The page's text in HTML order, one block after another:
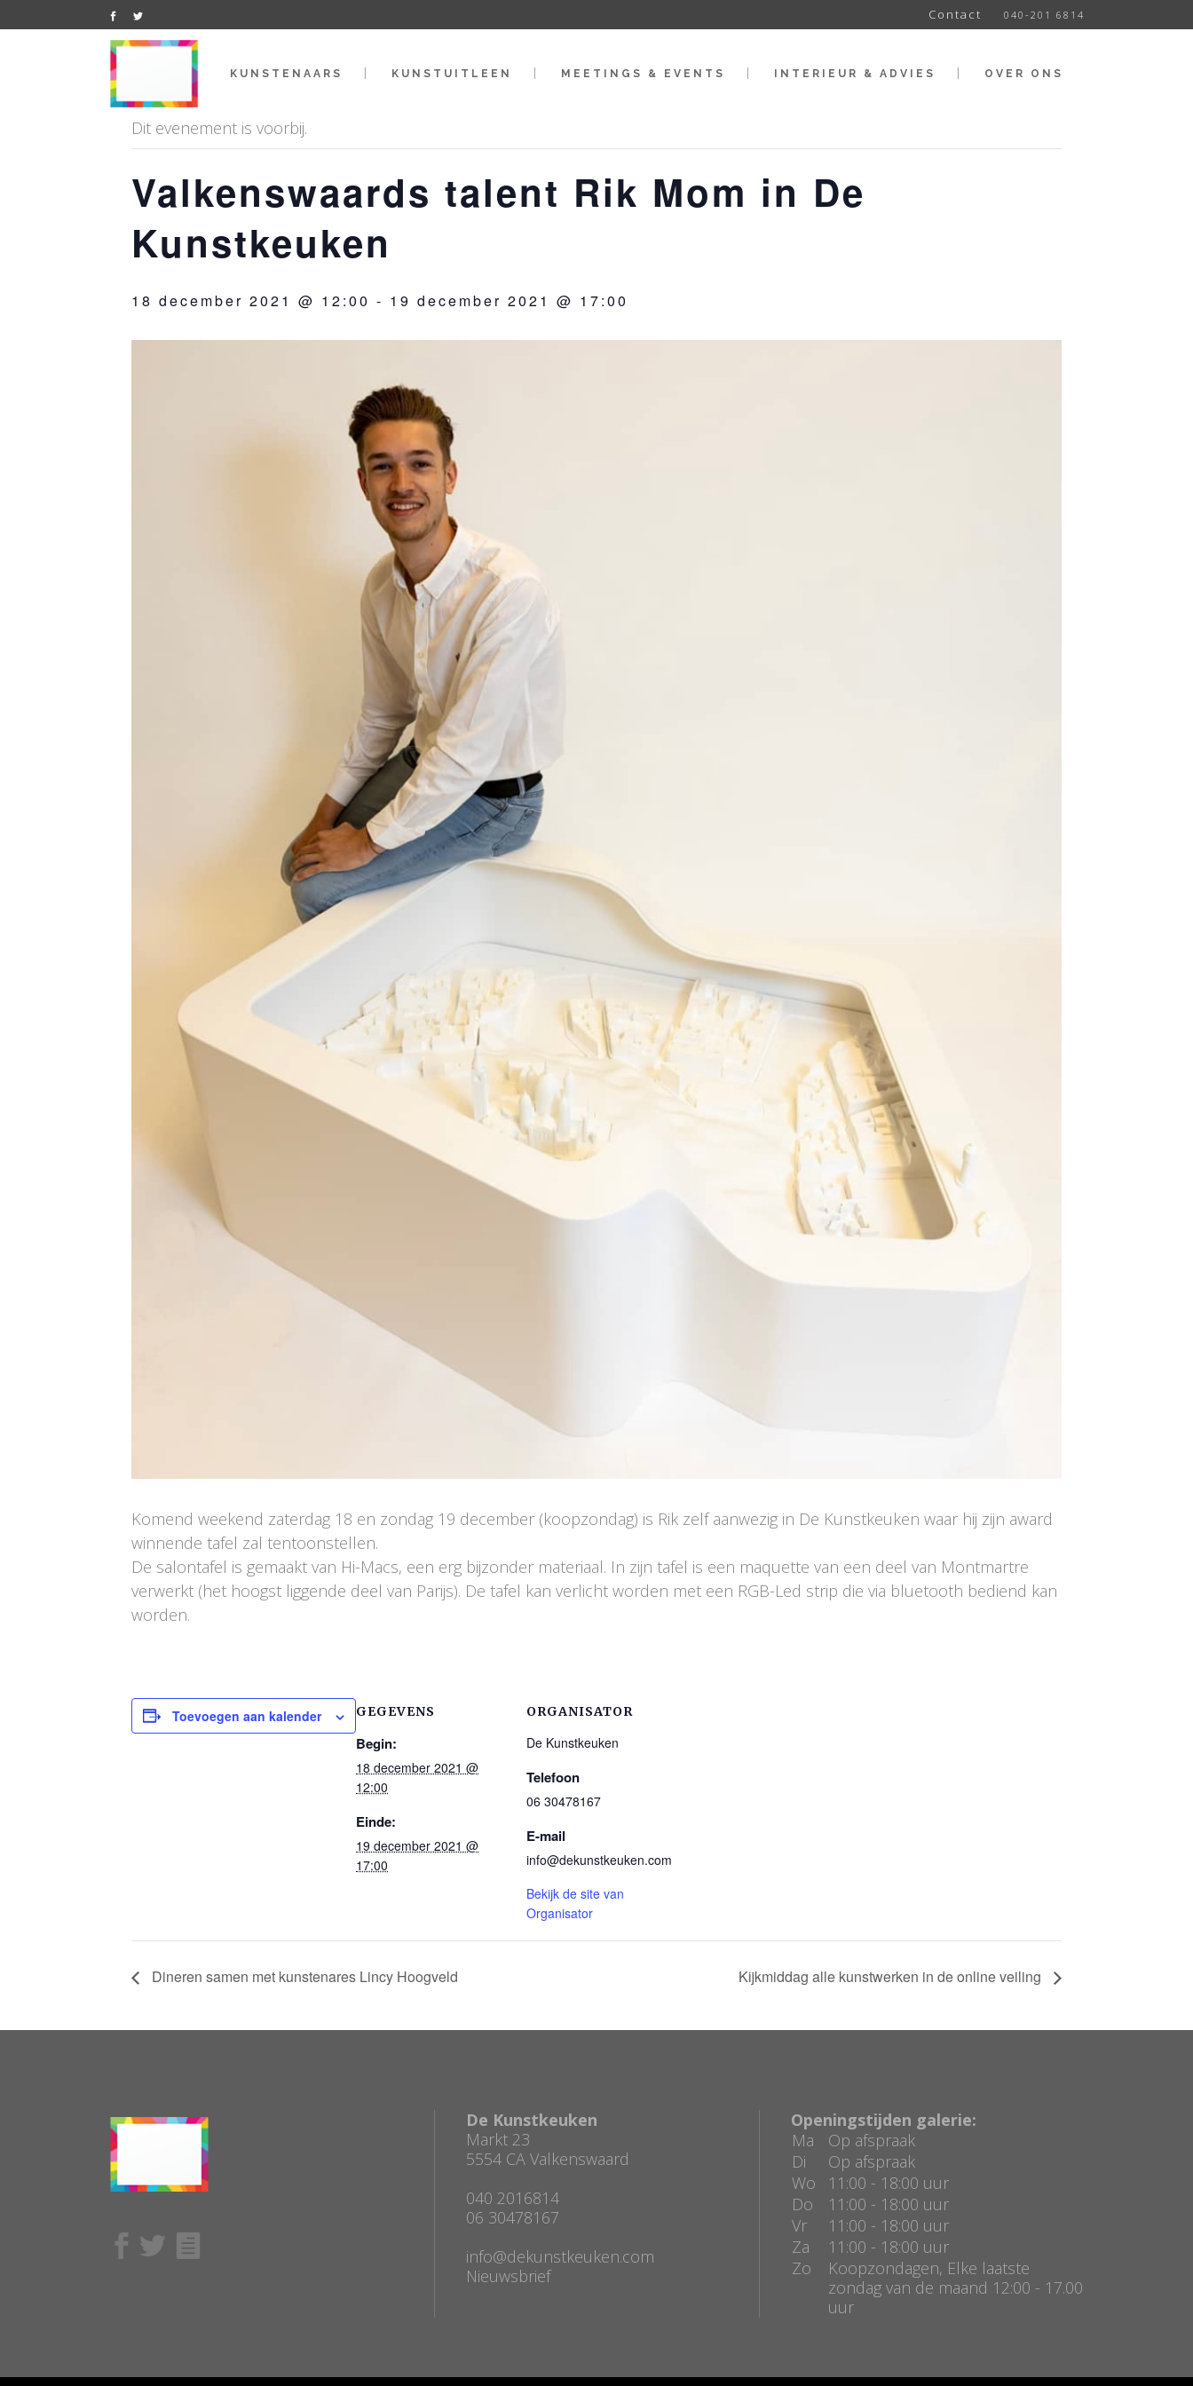
Contact 040-201 6814
KUNSTENAARS KUNSTUITLEEN MEETINGS & EVENTS INTERIEUR & ADVIES OVER ONS
« Alle Evenementen
Dit evenement is voorbij.
Valkenswaards talent Rik Mom in De
Kunstkeuken
18 december 2021 @ 12:00 - 19 december 2021 @ 17:00
Komend weekend zaterdag 18 en zondag 19 december (koopzondag) is Rik zelf aanwezig in De Kunstkeuken waar hij zijn award
winnende tafel zal tentoonstellen.
De salontafel is gemaakt van Hi-Macs, een erg bijzonder materiaal. In zijn tafel is een maquette van een deel van Montmartre
verwerkt (het hoogst liggende deel van Parijs). De tafel kan verlicht worden met een RGB-Led strip die via bluetooth bediend kan
worden.
Toevoegen aan kalender GEGEVENS
Begin:
18 december 2021 @
12:00
Einde:
19 december 2021 @
17:00
ORGANISATOR
De Kunstkeuken
Telefoon
06 30478167
E-mail
info@dekunstkeuken.com
Bekijk de site van
Organisator
Dineren samen met kunstenares Lincy Hoogveld Kijkmiddag alle kunstwerken in de online veiling
De Kunstkeuken
Markt 23
5554 CA Valkenswaard
040 2016814
06 30478167
info@dekunstkeuken.com
Nieuwsbrief
Openingstijden galerie:
Ma
Op afspraak
Di
Op afspraak
Wo
11:00 - 18:00 uur
Do
11:00 - 18:00 uur
Vr
11:00 - 18:00 uur
Za
11:00 - 18:00 uur
Zo
Koopzondagen, Elke laatste
zondag van de maand 12:00 - 17.00
uur